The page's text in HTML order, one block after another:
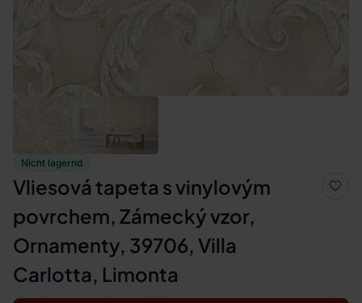
Nicht lagernd
Vliesová tapeta s vinylovým
povrchem, Zámecký vzor,
Ornamenty, 39706, Villa
Carlotta, Limonta